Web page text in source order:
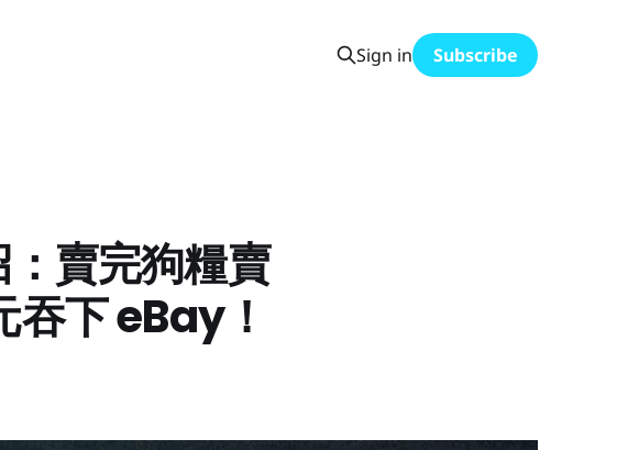
Sign in Subscribe
賣完狗糧賣
下 eBay！